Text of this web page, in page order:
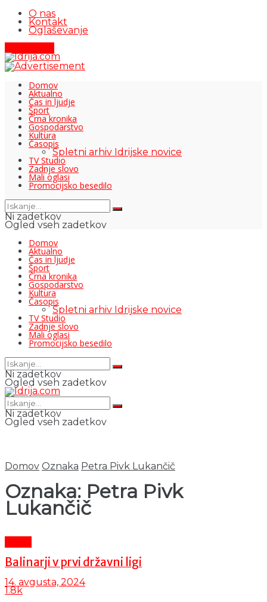
O nas
Kontakt
Oglaševanje
Domov
Aktualno
Čas in ljudje
Šport
Črna kronika
Gospodarstvo
Kultura
Časopis
Spletni arhiv Idrijske novice
TV Studio
Zadnje slovo
Mali oglasi
Promocijsko besedilo
Ni zadetkov
Ogled vseh zadetkov
Domov
Aktualno
Čas in ljudje
Šport
Črna kronika
Gospodarstvo
Kultura
Časopis
Spletni arhiv Idrijske novice
TV Studio
Zadnje slovo
Mali oglasi
Promocijsko besedilo
Ni zadetkov
Ogled vseh zadetkov
Ni zadetkov
Ogled vseh zadetkov
Domov Oznaka Petra Pivk Lukančič
Oznaka: Petra Pivk
Lukančič
Balinarji v prvi državni ligi
14. avgusta, 2024
1.8k